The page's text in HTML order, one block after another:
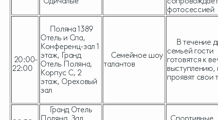
фотосессией
20:00-
22:00
Поляна 1389
Отель и Спа,
Конференц-зал 1
этаж, Гранд
Отель Поляна,
Корпус С, 2
этаж, Ореховый
зал
Семейное шоу
талантов
В течение
семьей гости
готовятся к
выступлению,
проявят свои
Гранд Отель